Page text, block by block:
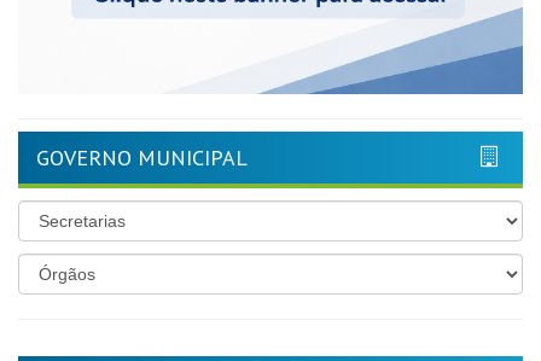
GOVERNO MUNICIPAL